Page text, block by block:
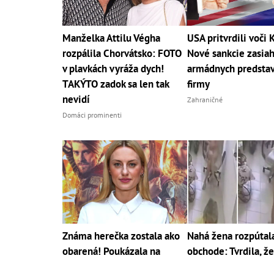
Manželka Attilu Végha
rozpálila Chorvátsko: FOTO
v plavkách vyráža dych!
TAKÝTO zadok sa len tak
nevidí
Domáci prominenti
USA pritvrdili voči
Nové sankcie
armádnych
firmy
Zahraničné
Známa herečka zostala ako
obarená! Poukázala na
Nahá žena
obchode: Tvrdila,